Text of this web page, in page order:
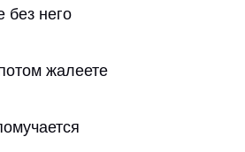
без него
жалеете